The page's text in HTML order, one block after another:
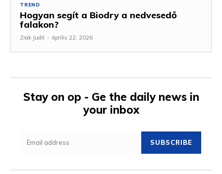
TREND
Hogyan segít a Biodry a nedvesedő
falakon?
Zrak Judit - április 22, 2026
Stay on op - Ge the daily news in
your inbox
SUBSCRIBE